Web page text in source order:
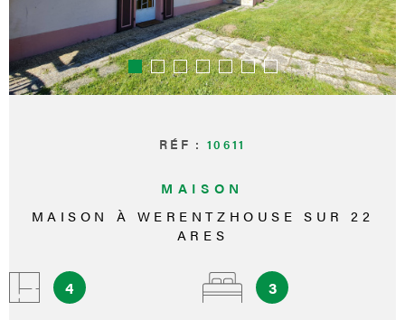
RÉF : 10611
MAISON
MAISON À WERENTZHOUSE SUR 22
ARES
4 3